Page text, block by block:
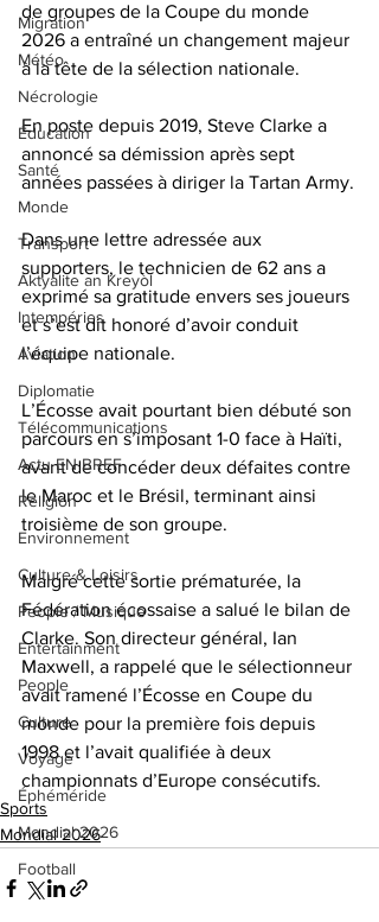
Migration
Météo
Nécrologie
Éducation
Santé
Monde
Transport
Aktyalite an Kreyòl
Intempéries
Aviation
Diplomatie
Télécommunications
Actu EN BREF
Religion
Environnement
Culture & Loisirs
People / Musique
Entertainment
People
Culture
Voyage
Éphéméride
Mondial 2026
Football
de groupes de la Coupe du monde
2026 a entraîné un changement majeur
à la tête de la sélection nationale.
En poste depuis 2019, Steve Clarke a
annoncé sa démission après sept
années passées à diriger la Tartan Army.
Dans une lettre adressée aux
supporters, le technicien de 62 ans a
exprimé sa gratitude envers ses joueurs
et s’est dit honoré d’avoir conduit
l’équipe nationale.
L’Écosse avait pourtant bien débuté son
parcours en s’imposant 1-0 face à Haïti,
avant de concéder deux défaites contre
le Maroc et le Brésil, terminant ainsi
troisième de son groupe.
Malgré cette sortie prématurée, la
Fédération écossaise a salué le bilan de
Clarke. Son directeur général, Ian
Maxwell, a rappelé que le sélectionneur
avait ramené l’Écosse en Coupe du
monde pour la première fois depuis
1998 et l’avait qualifiée à deux
championnats d’Europe consécutifs.
Sports
Mondial 2026